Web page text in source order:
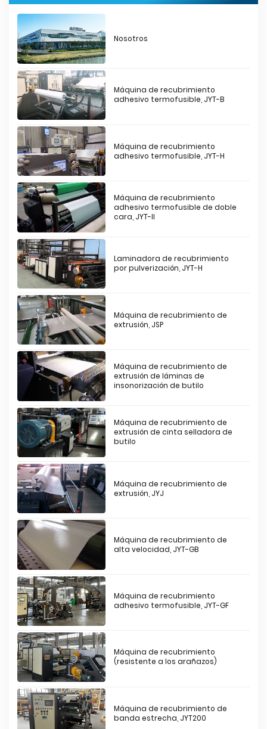
Nosotros
Máquina de recubrimiento
adhesivo termofusible, JYT-B
Máquina de recubrimiento
adhesivo termofusible, JYT-H
Máquina de recubrimiento
adhesivo termofusible de doble
cara, JYT-II
Laminadora de recubrimiento
por pulverización, JYT-H
Máquina de recubrimiento de
extrusión, JSP
Máquina de recubrimiento de
extrusión de láminas de
insonorización de butilo
Máquina de recubrimiento de
extrusión de cinta selladora de
butilo
Máquina de recubrimiento de
extrusión, JYJ
Máquina de recubrimiento de
alta velocidad, JYT-GB
Máquina de recubrimiento
adhesivo termofusible, JYT-GF
Máquina de recubrimiento
(resistente a los arañazos)
Máquina de recubrimiento de
banda estrecha, JYT200